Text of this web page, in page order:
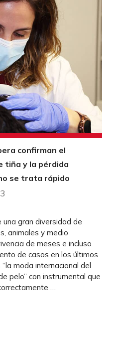
confirman el
tiña y la pérdida
se trata rápido
una gran diversidad de
animales y medio
de meses e incluso
de casos en los últimos
moda internacional del
pelo” con instrumental que
…